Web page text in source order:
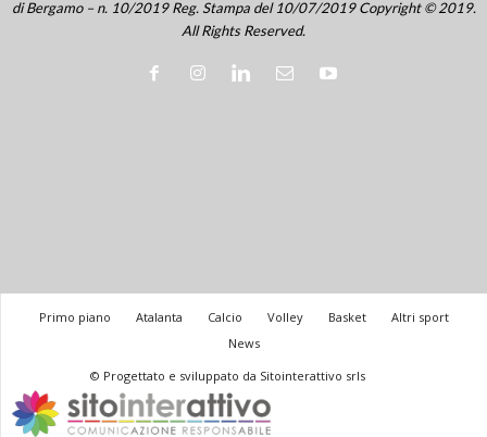
di Bergamo – n. 10/2019 Reg. Stampa del 10/07/2019 Copyright © 2019.
All Rights Reserved.
Primo piano Atalanta Calcio Volley Basket
Altri sport
News
© Progettato e sviluppato da Sitointerattivo srls